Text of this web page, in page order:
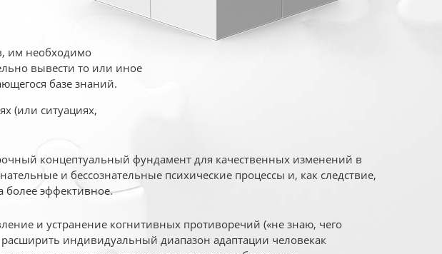
им необходимо
вывести то или иное
базе знаний.
(или ситуациях,
концептуальный фундамент для качественных изменений в
и бессознательные психические процессы и, как следствие,
более эффективное.
и устранение когнитивных противоречий («не знаю, чего
индивидуальный диапазон адаптации человекак